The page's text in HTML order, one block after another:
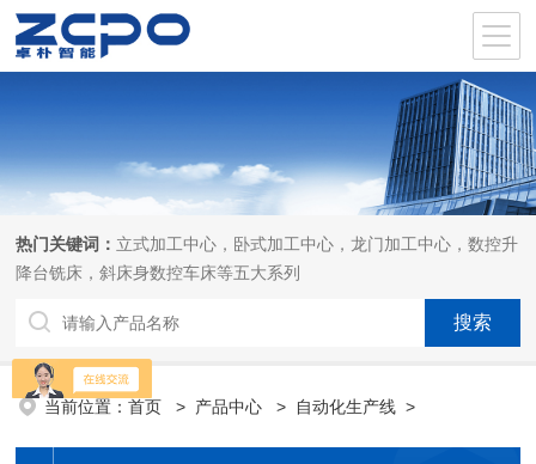
热门关键词： 立式加工中心，卧式加工中心，龙门加工中心，数控升
降台铣床，斜床身数控车床等五大系列
当前位置：首页 > 产品中心 > 自动化生产线 >